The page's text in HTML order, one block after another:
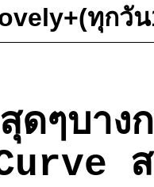
ทุกวั
ๆบางก